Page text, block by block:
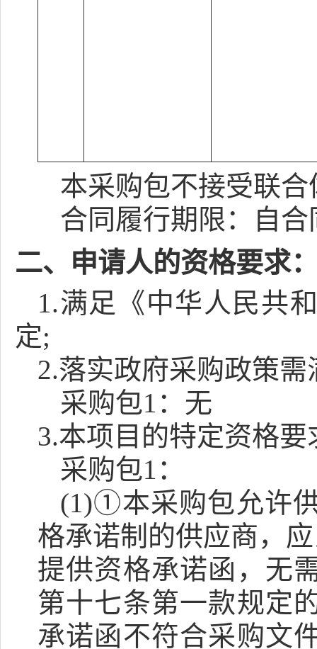
本采购包不接受联合
合同履行期限：
自
二、申请人的资格要求
1.满足《中华人民共
定;
2.落实政府采购政策
采购包1：无
3.本项目的特定资格要
采购包1：
(1)①本采购包允许
格承诺制的供应商，
提供资格承诺函，无
第十七条第一款规定
承诺函不符合采购文